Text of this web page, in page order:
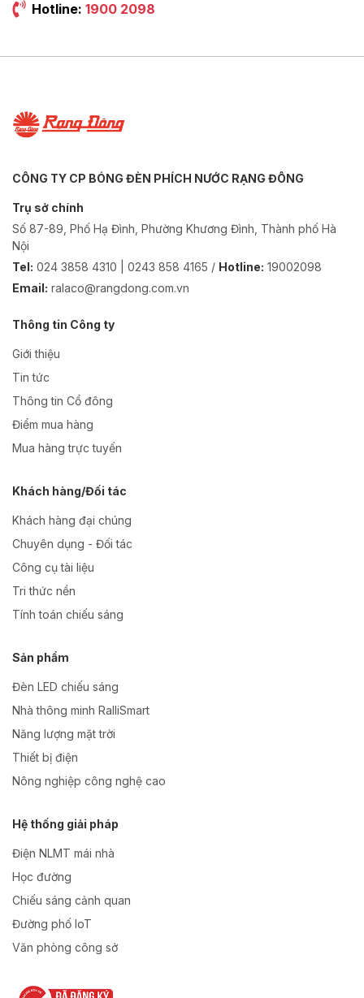
Hotline: 1900 2098
CÔNG TY CP BÓNG ĐÈN PHÍCH NƯỚC RẠNG ĐÔNG
Trụ sở chính
Số 87-89, Phố Hạ Đình, Phường Khương Đình, Thành phố Hà
Nội
Tel: 024 3858 4310 | 0243 858 4165 / Hotline: 19002098
Email: ralaco@rangdong.com.vn
Thông tin Công ty
Giới thiệu
Tin tức
Thông tin Cổ đông
Điểm mua hàng
Mua hàng trực tuyến
Khách hàng/Đối tác
Khách hàng đại chúng
Chuyên dụng - Đối tác
Công cụ tài liệu
Tri thức nền
Tính toán chiếu sáng
Sản phẩm
Đèn LED chiếu sáng
Nhà thông minh RalliSmart
Năng lượng mặt trời
Thiết bị điện
Nông nghiệp công nghệ cao
Hệ thống giải pháp
Điện NLMT mái nhà
Học đường
Chiếu sáng cảnh quan
Đường phố IoT
Văn phòng công sở